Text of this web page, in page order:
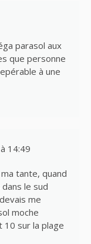
parasol aux
que personne
à une
14:49
tante, quand
dans le sud
me
moche
10 sur la plage